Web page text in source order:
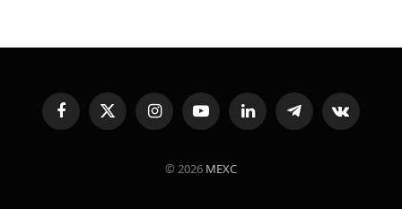
FacebookX
(Twitter)
InstagramYouTubeLinkedInTelegramVKontakte
© 2026 MEXC